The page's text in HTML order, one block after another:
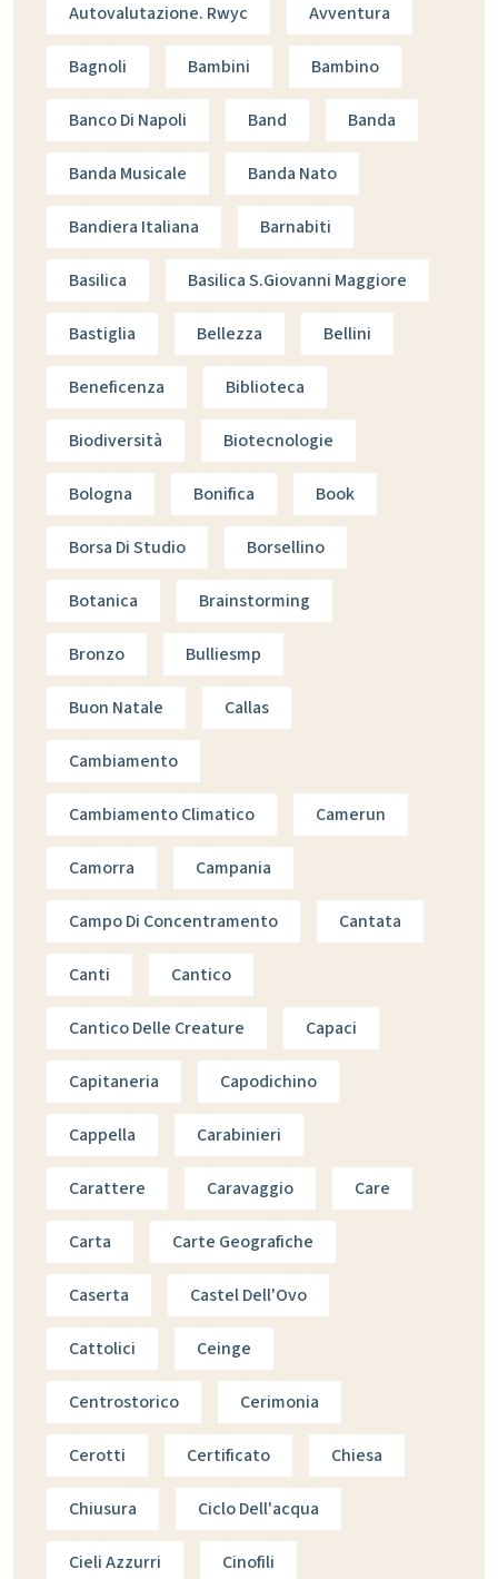
Autovalutazione. Rwyc Avventura
Bagnoli Bambini Bambino
Banco Di Napoli Band Banda
Banda Musicale Banda Nato
Bandiera Italiana Barnabiti
Basilica Basilica S.giovanni Maggiore
Bastiglia Bellezza Bellini
Beneficenza Biblioteca
Biodiversità Biotecnologie
Bologna Bonifica Book
Borsa Di Studio Borsellino
Botanica Brainstorming
Bronzo Bulliesmp
Buon Natale Callas
Cambiamento
Cambiamento Climatico Camerun
Camorra Campania
Campo Di Concentramento Cantata
Canti Cantico
Cantico Delle Creature Capaci
Capitaneria Capodichino
Cappella Carabinieri
Carattere Caravaggio Care
Carta Carte Geografiche
Caserta Castel Dell'Ovo
Cattolici Ceinge
Centrostorico Cerimonia
Cerotti Certificato Chiesa
Chiusura Ciclo Dell'acqua
Cieli Azzurri Cinofili